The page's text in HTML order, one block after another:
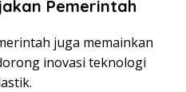
Pemerintah
juga memainkan
inovasi teknologi